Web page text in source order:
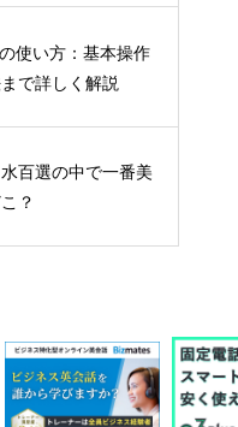
使い方：基本操作
で詳しく解説
百選の中で一番美
？